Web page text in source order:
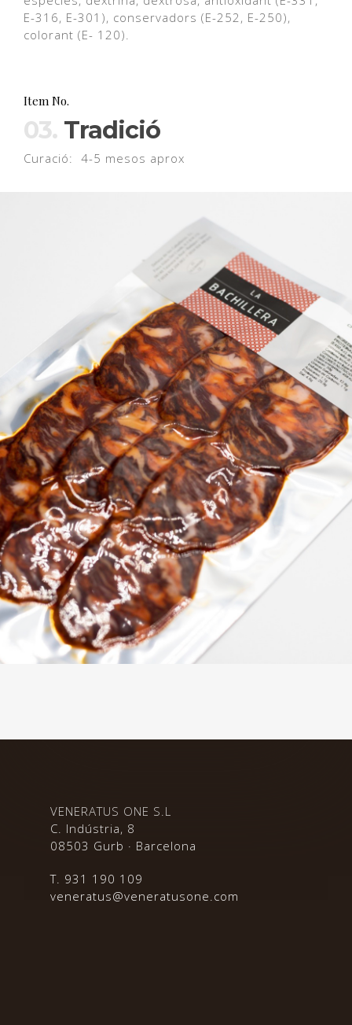
E-316, E-301), conservadors (E-252, E-250),
colorant (E- 120).
Item No.
03. Tradició
Curació: 4-5 mesos aprox
VENERATUS ONE S.L
C. Indústria, 8
08503 Gurb · Barcelona
T. 931 190 109
veneratus@veneratusone.com